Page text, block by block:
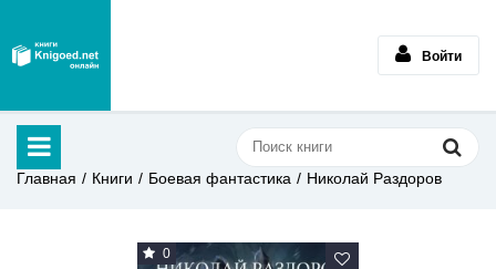
Войти
Главная Книги Боевая фантастика Николай Раздоров
0